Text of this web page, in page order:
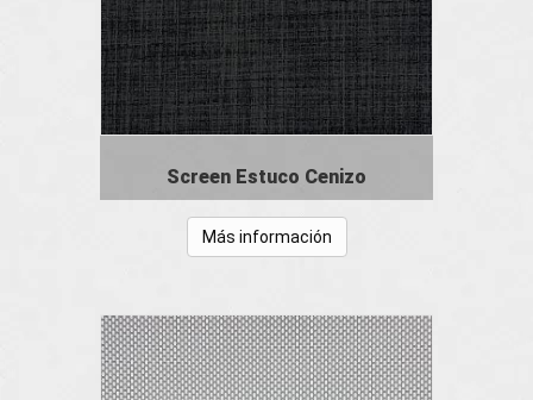
Screen Estuco Cenizo
Más información